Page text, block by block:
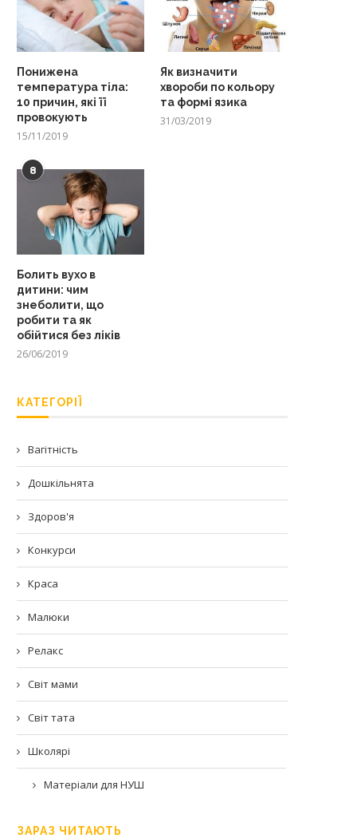
Понижена
температура тіла:
10 причин, які її
провокують
15/11/2019
Як визначити
хвороби по кольору
та формі язика
31/03/2019
8
Болить вухо в
дитини: чим
знеболити, що
робити та як
обійтися без ліків
26/06/2019
КАТЕГОРІЇ
Вагітність
Дошкільнята
Здоров'я
Конкурси
Краса
Малюки
Релакс
Світ мами
Світ тата
Школярі
Матеріали для НУШ
ЗАРАЗ ЧИТАЮТЬ